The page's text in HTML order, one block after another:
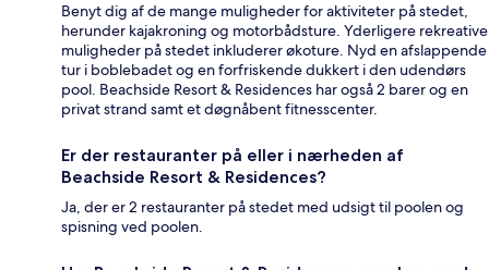
Benyt dig af de mange muligheder for aktiviteter på stedet,
herunder kajakroning og motorbådsture. Yderligere rekreative
muligheder på stedet inkluderer økoture. Nyd en afslappende
tur i boblebadet og en forfriskende dukkert i den udendørs
pool. Beachside Resort & Residences har også 2 barer og en
privat strand samt et døgnåbent fitnesscenter.
Er der restauranter på eller i nærheden af
Beachside Resort & Residences?
Ja, der er 2 restauranter på stedet med udsigt til poolen og
spisning ved poolen.